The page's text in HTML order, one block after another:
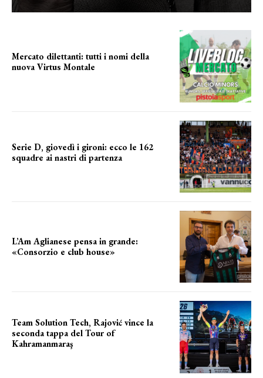
Mercato dilettanti: tutti i nomi della
nuova Virtus Montale
Serie D, giovedì i gironi: ecco le 162
squadre ai nastri di partenza
L’Am Aglianese pensa in grande:
«Consorzio e club house»
Team Solution Tech, Rajović vince la
seconda tappa del Tour of
Kahramanmaraş